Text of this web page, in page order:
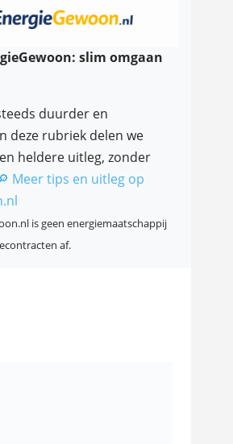
slim omgaan
duurder en
deze rubriek delen we
heldere uitleg, zonder
Meer tips en uitleg op
is geen energiemaatschappij
af.